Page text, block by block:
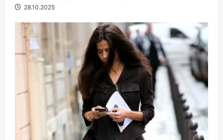
28.10.2025